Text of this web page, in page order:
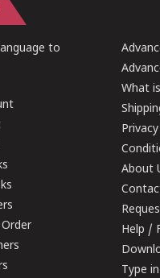
to
What
About
Help /
Type